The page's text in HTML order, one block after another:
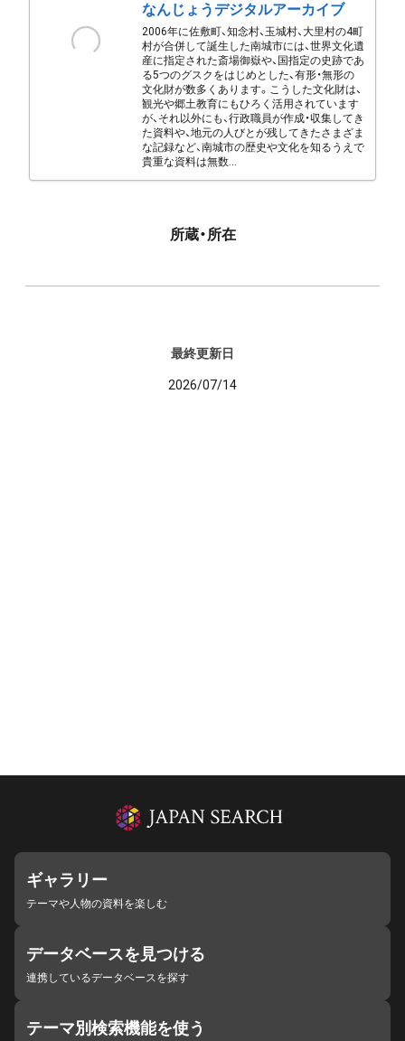
なんじょうデジタルアーカイブ
2006年に佐敷町、知念村、玉城村、大里村の4町
村が合併して誕生した南城市には、世界文化遺
産に指定された斎場御嶽や、国指定の史跡であ
る5つのグスクをはじめとした、有形・無形の
文化財が数多くあります。こうした文化財は、
観光や郷土教育にもひろく活用されています
が、それ以外にも、行政職員が作成・収集してき
た資料や、地元の人びとが残してきたさまざま
な記録など、南城市の歴史や文化を知るうえで
貴重な資料は無数...
所蔵・所在
最終更新日
2026/07/14
ギャラリー
テーマや人物の資料を楽しむ
データベースを見つける
連携しているデータベースを探す
テーマ別検索機能を使う